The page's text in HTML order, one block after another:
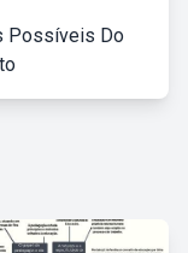
Possíveis Do